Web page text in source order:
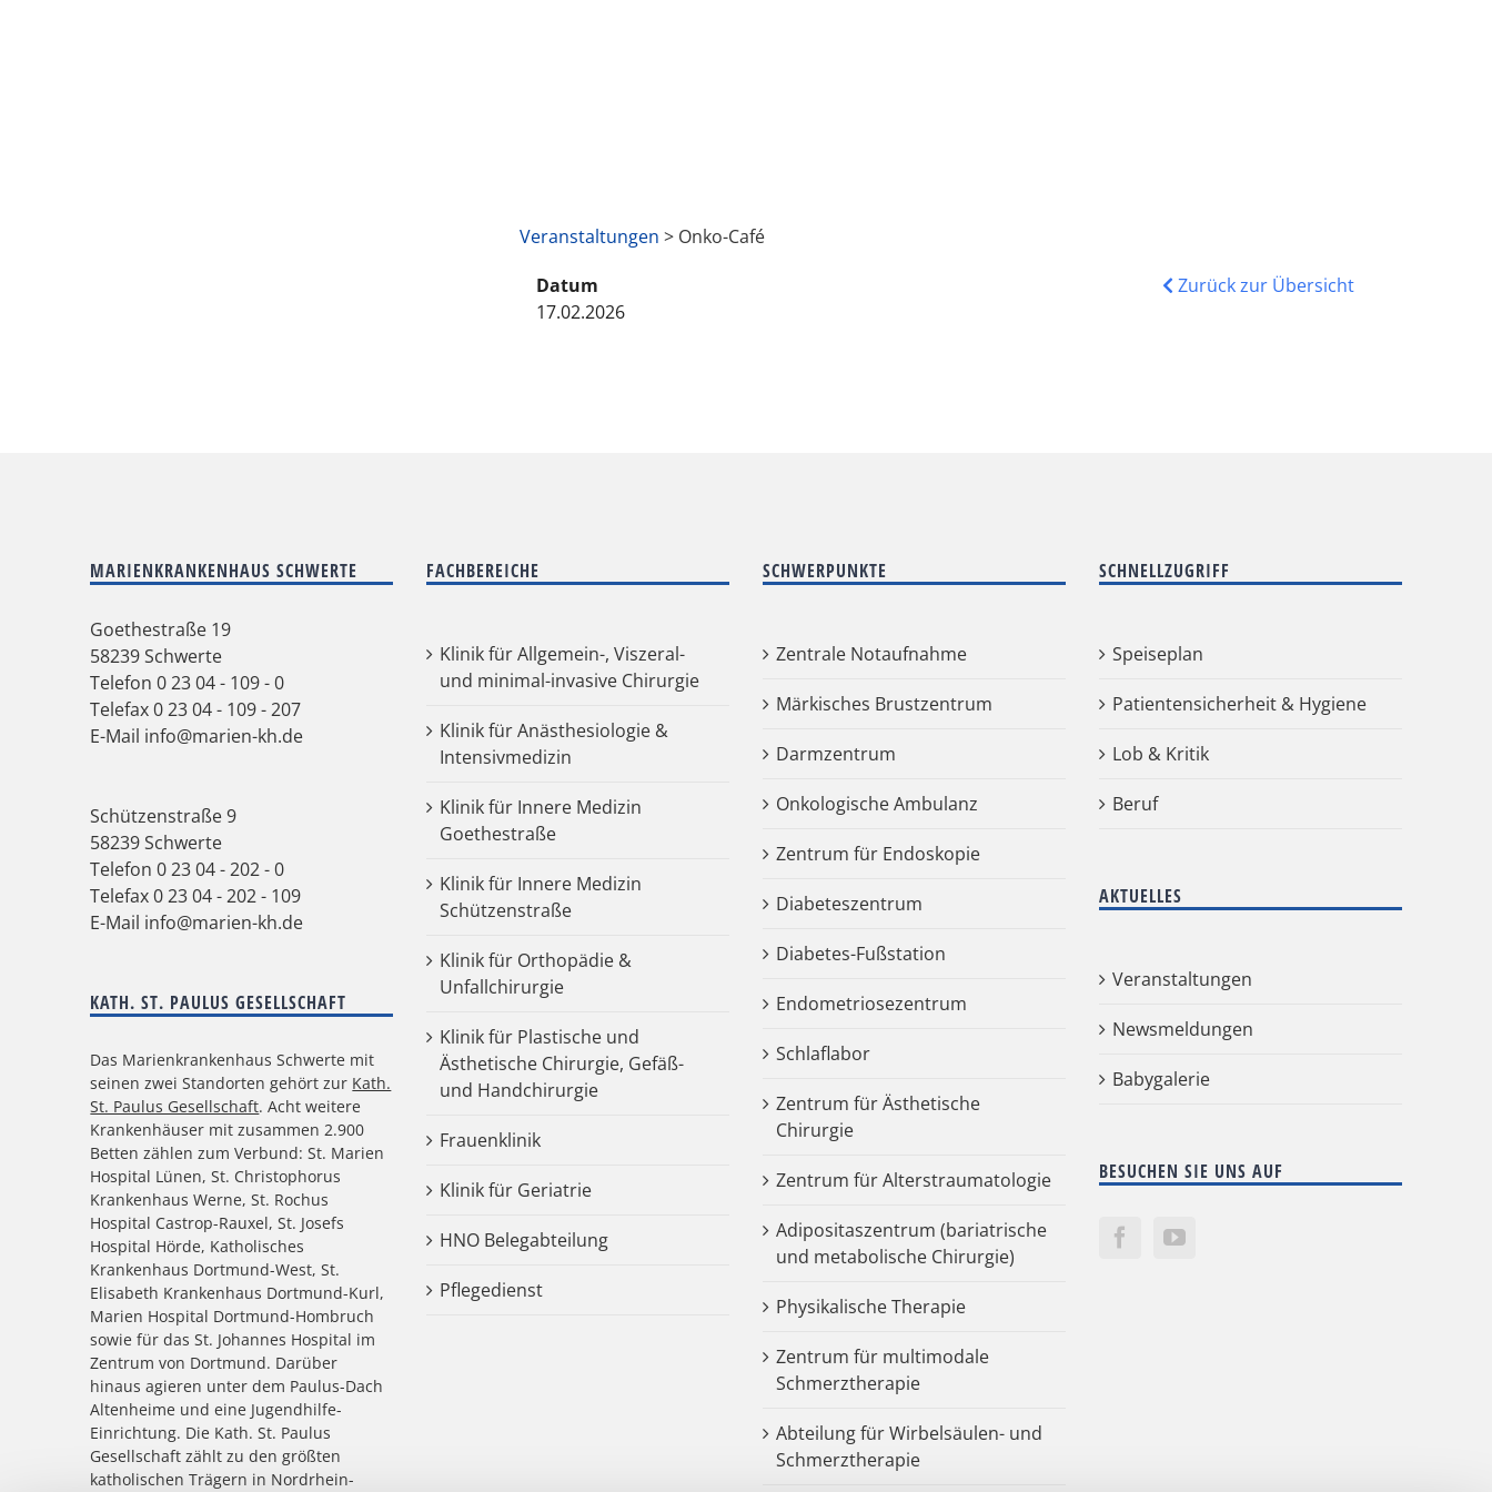
Veranstaltungen > Onko-Café
Datum
17.02.2026
Zurück zur Übersicht
MARIENKRANKENHAUS SCHWERTE
Goethestraße 19
58239 Schwerte
Telefon0 23 04 - 109 - 0
Telefax 0 23 04 - 109 - 207
E-Mail info@marien-kh.de
Schützenstraße 9
58239 Schwerte
Telefon0 23 04 - 202 - 0
Telefax 0 23 04 - 202 - 109
E-Mail info@marien-kh.de
KATH. ST. PAULUS GESELLSCHAFT
Das Marienkrankenhaus Schwerte mit
seinen zwei Standorten gehört zur Kath.
St. Paulus Gesellschaft. Acht weitere
Krankenhäuser mit zusammen 2.900
Betten zählen zum Verbund: St. Marien
Hospital Lünen, St. Christophorus
Krankenhaus Werne, St. Rochus
Hospital Castrop-Rauxel, St. Josefs
Hospital Hörde, Katholisches
Krankenhaus Dortmund-West, St.
Elisabeth Krankenhaus Dortmund-Kurl,
Marien Hospital Dortmund-Hombruch
sowie für das St. Johannes Hospital im
Zentrum von Dortmund. Darüber
hinaus agieren unter dem Paulus-Dach
Altenheime und eine Jugendhilfe-
Einrichtung. Die Kath. St. Paulus
Gesellschaft zählt zu den größten
katholischen Trägern in Nordrhein-
FACHBEREICHE
Klinik für Allgemein-, Viszeral-
und minimal-invasive Chirurgie
Klinik für Anästhesiologie &
Intensivmedizin
Klinik für Innere Medizin
Goethestraße
Klinik für Innere Medizin
Schützenstraße
Klinik für Orthopädie &
Unfallchirurgie
Klinik für Plastische und
Ästhetische Chirurgie, Gefäß-
und Handchirurgie
Frauenklinik
Klinik für Geriatrie
HNO Belegabteilung
Pflegedienst
SCHWERPUNKTE
Zentrale Notaufnahme
Märkisches Brustzentrum
Darmzentrum
Onkologische Ambulanz
Zentrum für Endoskopie
Diabeteszentrum
Diabetes-Fußstation
Endometriosezentrum
Schlaflabor
Zentrum für Ästhetische
Chirurgie
Zentrum für Alterstraumatologie
Adipositaszentrum (bariatrische
und metabolische Chirurgie)
Physikalische Therapie
Zentrum für multimodale
Schmerztherapie
Abteilung für Wirbelsäulen- und
Schmerztherapie
SCHNELLZUGRIFF
Speiseplan
Patientensicherheit & Hygiene
Lob & Kritik
Beruf
AKTUELLES
Veranstaltungen
Newsmeldungen
Babygalerie
BESUCHEN SIE UNS AUF